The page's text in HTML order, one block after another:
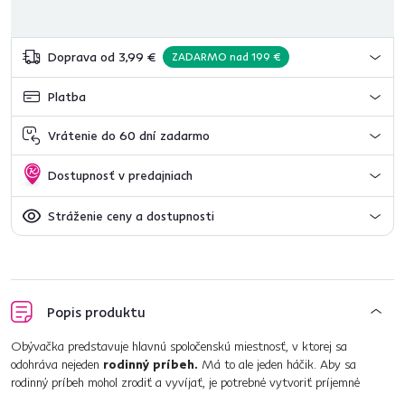
Doprava od 3,99 € ZADARMO nad 199 €
Platba
Vrátenie do 60 dní zadarmo
Dostupnosť v predajniach
Stráženie ceny a dostupnosti
Popis produktu
Obývačka predstavuje hlavnú spoločenskú miestnosť, v ktorej sa
odohráva nejeden rodinný príbeh. Má to ale jeden háčik. Aby sa
rodinný príbeh mohol zrodiť a vyvíjať, je potrebné vytvoriť príjemné